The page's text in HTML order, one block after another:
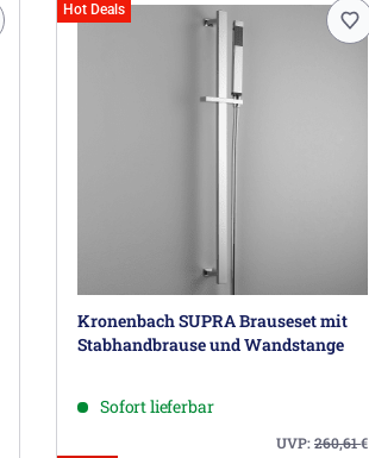
Hot Deals
Kronenbach SUPRA Brauseset mit
Stabhandbrause und Wandstange
Sofort lieferbar
UVP:260,61€